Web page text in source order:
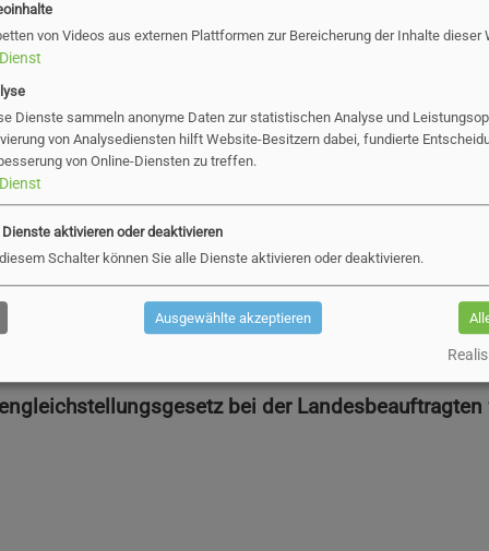
oben genannten Kontakt keine
Schleswig-Holstein gemäß
zum Thema Barrierefreiheit zwischen
zu lösen. Dabei geht es nicht darum, Gewinner
gemeinsam und außergerichtlich eine Lösung für
kein Rechtsbeistand eingeschaltet werden.
finden Sie alle Informationen zum
folgender Adresse:
bei der
von Videos aus externen Plattformen zur Bereicherung der Inhalte dieser
Dienst
Dienste sammeln anonyme Daten zur statistischen Analyse und
von Analysediensten hilft Website-Besitzern dabei, fundierte
von Online-Diensten zu treffen.
Dienst
Dienste aktivieren oder deaktivieren
Schalter können Sie alle Dienste aktivieren oder deaktivieren.
Ausgewählte akzeptieren